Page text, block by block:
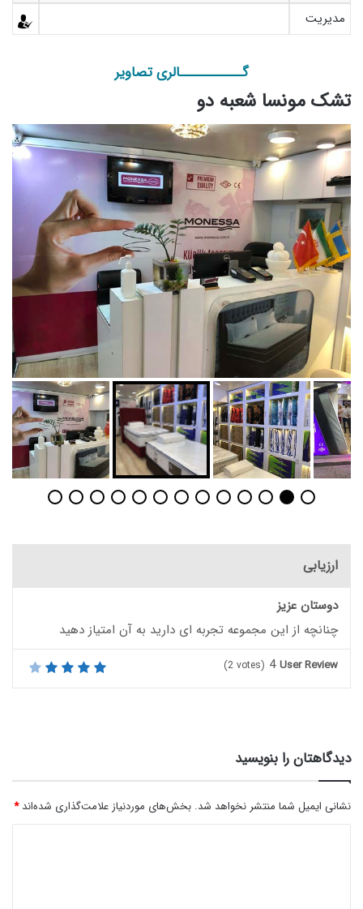
مدیریت
گـــــــــــالری تصاویر
تشک مونسا شعبه دو
ارزیابی
دوستان عزیز
چنانچه از این مجموعه تجربه ای دارید به آن امتیاز دهید
User Review
4
(2 votes)
دیدگاهتان را بنویسید
نشانی ایمیل شما منتشر نخواهد شد. بخش‌های موردنیاز علامت‌گذاری شده‌اند*